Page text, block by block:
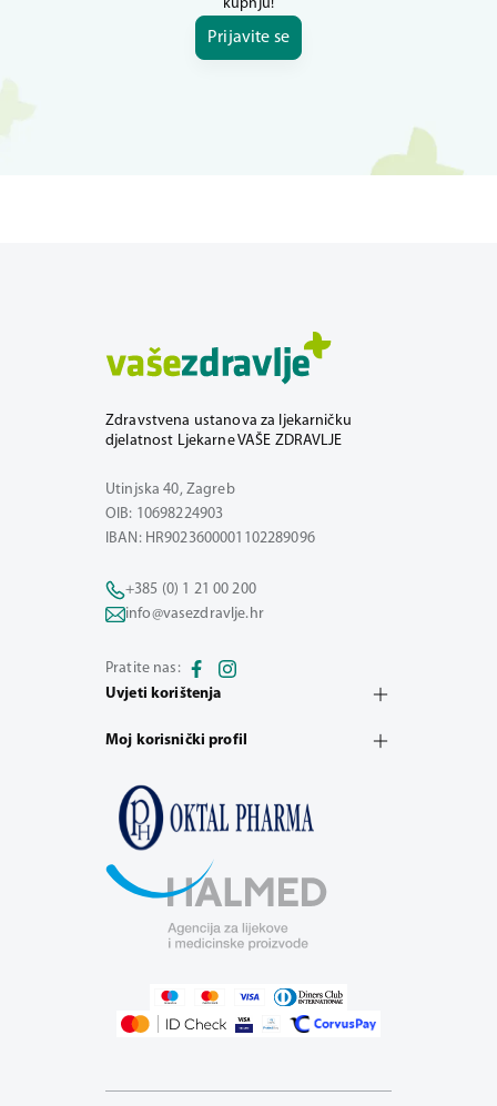
kupnju!
Prijavite se
Zdravstvena ustanova za ljekarničku
djelatnost Ljekarne VAŠE ZDRAVLJE
Utinjska 40, Zagreb
OIB: 10698224903
IBAN: HR9023600001102289096
+385 (0) 1 21 00 200
info@vasezdravlje.hr
Pratite nas:
Uvjeti korištenja
Moj korisnički profil